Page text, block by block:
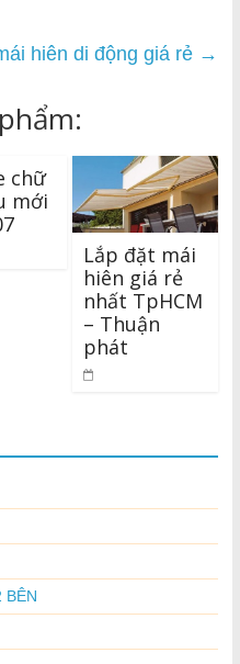
hiên di động giá rẻ →
chữ
mới
Lắp đặt mái
hiên giá rẻ
nhất TpHCM
– Thuận
phát
BÊN